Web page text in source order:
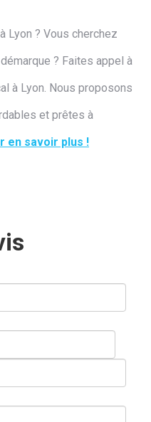
Lyon ? Vous cherchez
? Faites appel à
à Lyon. Nous proposons
et prêtes à
en savoir plus !